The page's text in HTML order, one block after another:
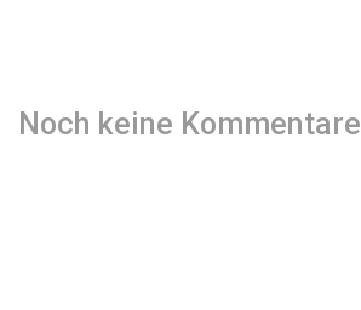
Noch keine Kommentare